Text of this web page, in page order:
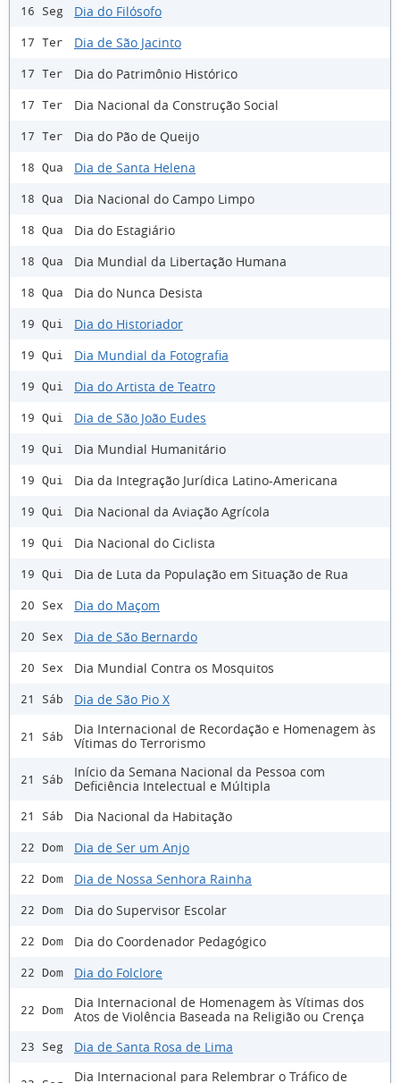
16 Seg Dia do Filósofo
17 Ter Dia de São Jacinto
17 Ter Dia do Patrimônio Histórico
17 Ter Dia Nacional da Construção Social
17 Ter Dia do Pão de Queijo
18 Qua Dia de Santa Helena
18 Qua Dia Nacional do Campo Limpo
18 Qua Dia do Estagiário
18 Qua Dia Mundial da Libertação Humana
18 Qua Dia do Nunca Desista
19 Qui Dia do Historiador
19 Qui Dia Mundial da Fotografia
19 Qui Dia do Artista de Teatro
19 Qui Dia de São João Eudes
19 Qui Dia Mundial Humanitário
19 Qui Dia da Integração Jurídica Latino-Americana
19 Qui Dia Nacional da Aviação Agrícola
19 Qui Dia Nacional do Ciclista
19 Qui Dia de Luta da População em Situação de Rua
20 Sex Dia do Maçom
20 Sex Dia de São Bernardo
20 Sex Dia Mundial Contra os Mosquitos
21 Sáb Dia de São Pio X
21 Sáb
Dia Internacional de Recordação e Homenagem às
Vítimas do Terrorismo
21 Sáb
Início da Semana Nacional da Pessoa com
Deficiência Intelectual e Múltipla
21 Sáb Dia Nacional da Habitação
22 Dom Dia de Ser um Anjo
22 Dom Dia de Nossa Senhora Rainha
22 Dom Dia do Supervisor Escolar
22 Dom Dia do Coordenador Pedagógico
22 Dom Dia do Folclore
22 Dom
Dia Internacional de Homenagem às Vítimas dos
Atos de Violência Baseada na Religião ou Crença
23 Seg Dia de Santa Rosa de Lima
Dia Internacional para Relembrar o Tráfico de